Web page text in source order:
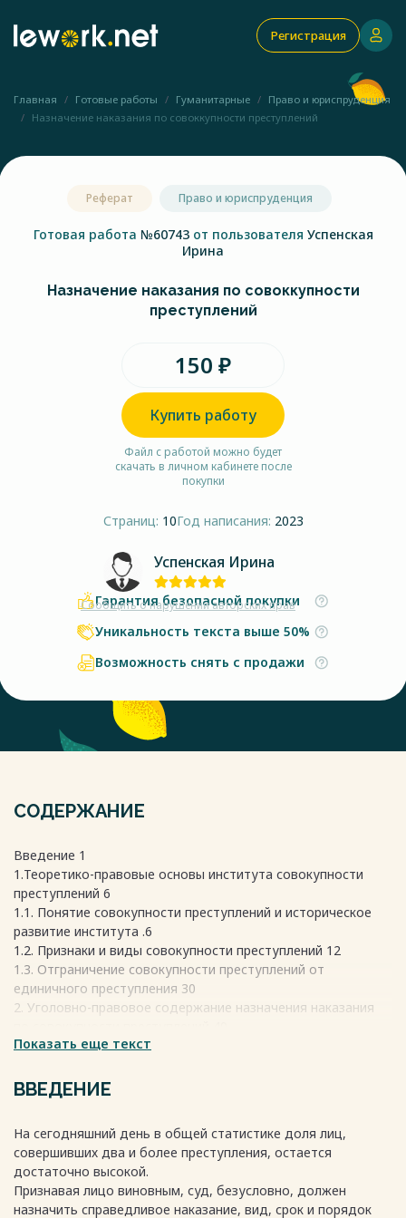
Регистрация
Главная Готовые работы Гуманитарные
Право и юриспруденция
Назначение наказания по совоккупности преступлений
Реферат Право и юриспруденция
Готовая работа №60743 от пользователя Успенская
Ирина
Назначение наказания по совоккупности
преступлений
150 ₽
Купить работу
Файл с работой можно будет
скачать в личном кабинете после
покупки
Страниц: 10Год написания: 2023
Успенская Ирина
Сообщить о нарушении авторских прав
Гарантия безопасной покупки
Уникальность текста выше 50%
Возможность снять с продажи
СОДЕРЖАНИЕ
Введение 1
1.Теоретико-правовые основы института совокупности
преступлений 6
1.1. Понятие совокупности преступлений и историческое
развитие института .6
1.2. Признаки и виды совокупности преступлений 12
1.3. Отграничение совокупности преступлений от
единичного преступления 30
2. Уголовно-правовое содержание назначения наказания
2.1 Общие положения о назначении наказания по
2.2 Поглощение и сложение наказаний при назначении
окончательного наказания по совокупности преступлений
2.3. Отдельные правила назначения наказания по
совокупности преступлений 51
Заключение 60
Весь текст будет доступенпосле покупки
Показать еще текст
ВВЕДЕНИЕ
На сегодняшний день в общей статистике доля лиц,
совершивших два и более преступления, остается
достаточно высокой.
Признавая лицо виновным, суд, безусловно, должен
назначить справедливое наказание, вид, срок и порядок